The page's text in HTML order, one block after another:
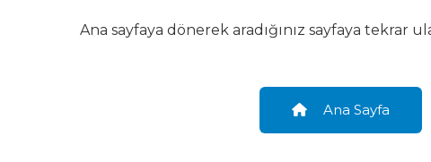
Ana sayfaya dönerek aradığınız sayfaya tekrar
Ana Sayfa